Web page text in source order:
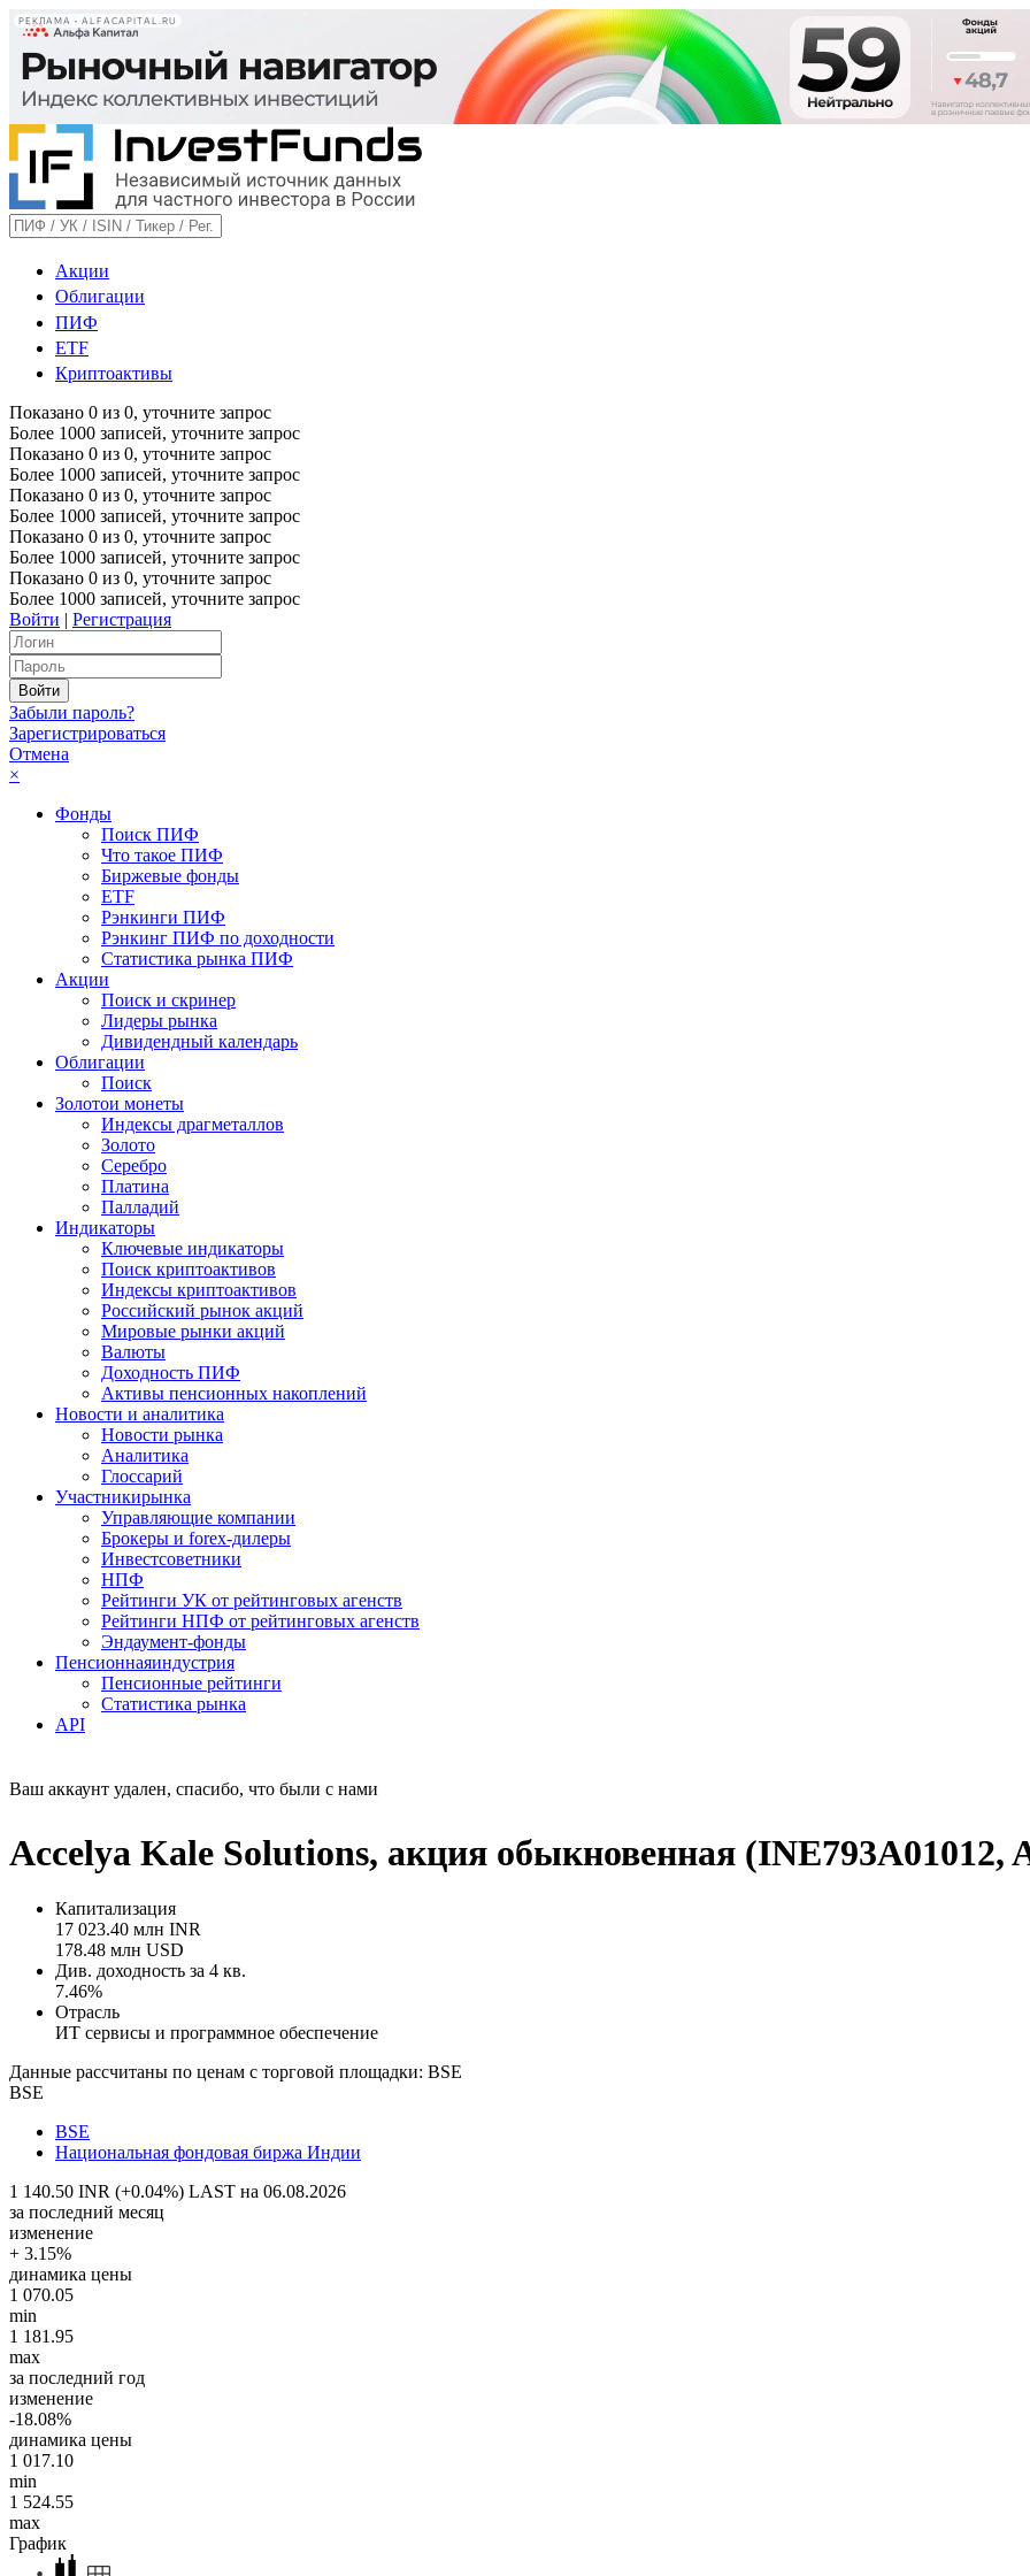
РЕКЛАМА • ALFACAPITAL.RU
Акции
Облигации
ПИФ
ETF
Криптоактивы
Показано 0 из 0, уточните запрос
Более 1000 записей, уточните запрос
Показано 0 из 0, уточните запрос
Более 1000 записей, уточните запрос
Показано 0 из 0, уточните запрос
Более 1000 записей, уточните запрос
Показано 0 из 0, уточните запрос
Более 1000 записей, уточните запрос
Показано 0 из 0, уточните запрос
Более 1000 записей, уточните запрос
Войти | Регистрация
Забыли пароль?
Зарегистрироваться
Отмена
×
Фонды
Поиск ПИФ
Что такое ПИФ
Биржевые фонды
ETF
Рэнкинги ПИФ
Рэнкинг ПИФ по доходности
Статистика рынка ПИФ
Акции
Поиск и скринер
Лидеры рынка
Дивидендный календарь
Облигации
Поиск
Золотои монеты
Индексы драгметаллов
Золото
Серебро
Платина
Палладий
Индикаторы
Ключевые индикаторы
Поиск криптоактивов
Индексы криптоактивов
Российский рынок акций
Мировые рынки акций
Валюты
Доходность ПИФ
Активы пенсионных накоплений
Новости и аналитика
Новости рынка
Аналитика
Глоссарий
Участникирынка
Управляющие компании
Брокеры и forex-дилеры
Инвестсоветники
НПФ
Рейтинги УК от рейтинговых агенств
Рейтинги НПФ от рейтинговых агенств
Эндаумент-фонды
Пенсионнаяиндустрия
Пенсионные рейтинги
Статистика рынка
API
Ваш аккаунт удален, спасибо, что были с нами
Accelya Kale Solutions, акция обыкновенная (INE793A01012,
Капитализация
17 023.40 млн INR
178.48 млн USD
Див. доходность за 4 кв.
7.46%
Отрасль
ИТ сервисы и программное обеспечение
Данные рассчитаны по ценам с торговой площадки: BSE
BSE
BSE
Национальная фондовая биржа Индии
1 140.50 INR (+0.04%) LAST на 06.08.2026
за последний месяц
изменение
+ 3.15%
динамика цены
1 070.05
min
1 181.95
max
за последний год
изменение
-18.08%
динамика цены
1 017.10
min
1 524.55
max
График